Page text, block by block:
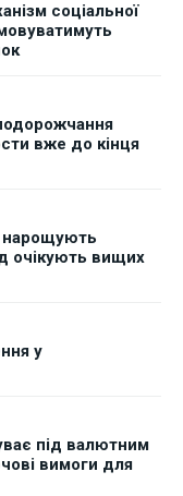
соціальної
вже до кінця
нарощують
очікують вищих
у
під валютним
вимоги для